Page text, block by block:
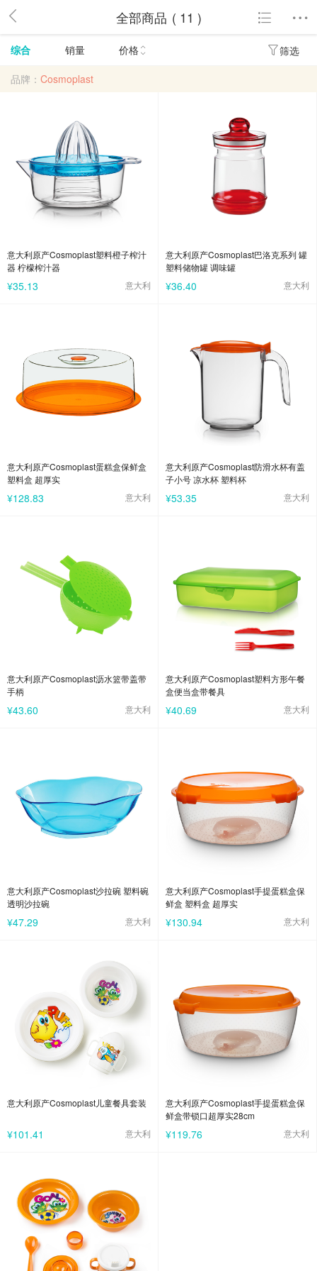
全部商品 ( 11 )
综合 销量 价格 筛选
品牌： Cosmoplast
意大利原产Cosmoplast塑料橙子榨汁
器 柠檬榨汁器
¥35.13 意大利
意大利原产Cosmoplast巴洛克系列 罐
塑料储物罐 调味罐
¥36.40 意大利
意大利原产Cosmoplast蛋糕盒保鲜盒
塑料盒 超厚实
¥128.83 意大利
意大利原产Cosmoplast防滑水杯有盖
子小号 凉水杯 塑料杯
¥53.35 意大利
意大利原产Cosmoplast沥水篮带盖带
手柄
¥43.60 意大利
意大利原产Cosmoplast塑料方形午餐
盒便当盒带餐具
¥40.69 意大利
意大利原产Cosmoplast沙拉碗 塑料碗
透明沙拉碗
¥47.29 意大利
意大利原产Cosmoplast手提蛋糕盒保
鲜盒 塑料盒 超厚实
¥130.94 意大利
意大利原产Cosmoplast儿童餐具套装
¥101.41 意大利
意大利原产Cosmoplast手提蛋糕盒保
鲜盒带锁口超厚实28cm
¥119.76 意大利